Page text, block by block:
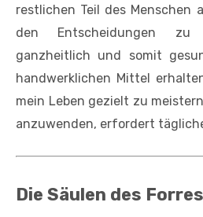
restlichen Teil des Menschen
den Entscheidungen zu
ganzheitlich und somit
handwerklichen Mittel
mein Leben gezielt zu
anzuwenden, erfordert
Die Säulen des